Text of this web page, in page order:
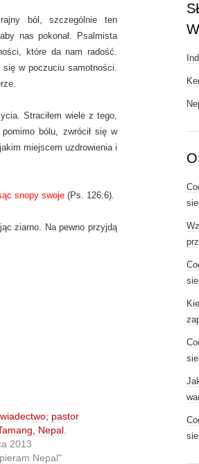
ból, szczególnie ten
nas pokonał. Psalmista
które da nam radość.
w poczuciu samotności.
Straciłem wiele z tego,
bólu, zwrócił się w
miejscem uzdrowienia i
snopy swoje (Ps. 126:6).
ziarno. Na pewno przyjdą
pastor
Nepal.
2013
Nepal"